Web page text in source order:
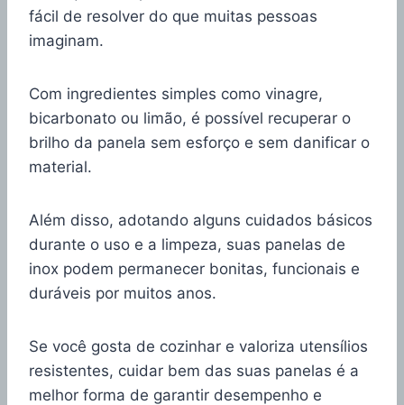
fácil de resolver do que muitas pessoas
imaginam.
Com ingredientes simples como vinagre,
bicarbonato ou limão, é possível recuperar o
brilho da panela sem esforço e sem danificar o
material.
Além disso, adotando alguns cuidados básicos
durante o uso e a limpeza, suas panelas de
inox podem permanecer bonitas, funcionais e
duráveis por muitos anos.
Se você gosta de cozinhar e valoriza utensílios
resistentes, cuidar bem das suas panelas é a
melhor forma de garantir desempenho e